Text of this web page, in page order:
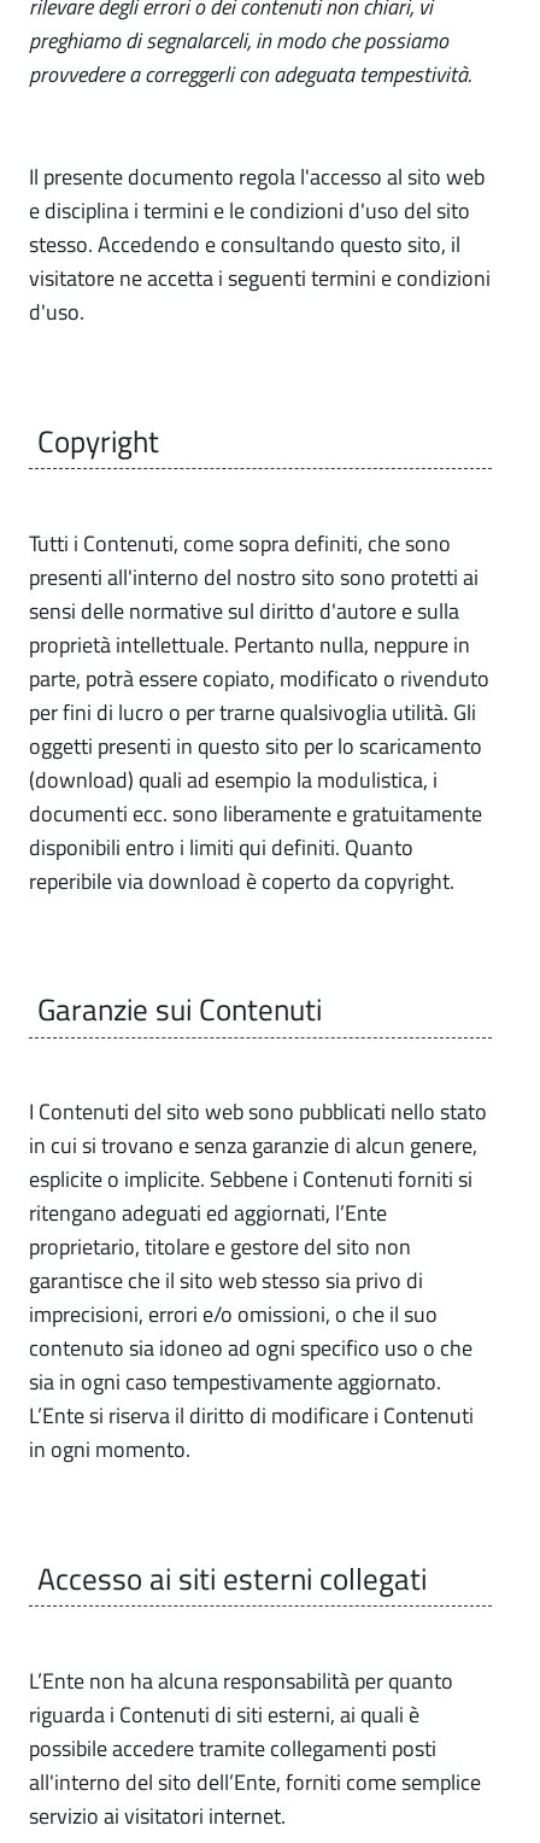
rilevare degli errori o dei contenuti non chiari, vi
preghiamo di segnalarceli, in modo che possiamo
provvedere a correggerli con adeguata tempestività.
Il presente documento regola l'accesso al sito web
e disciplina i termini e le condizioni d'uso del sito
stesso. Accedendo e consultando questo sito, il
visitatore ne accetta i seguenti termini e condizioni
d'uso.
Copyright
Tutti i Contenuti, come sopra definiti, che sono
presenti all'interno del nostro sito sono protetti ai
sensi delle normative sul diritto d'autore e sulla
proprietà intellettuale. Pertanto nulla, neppure in
parte, potrà essere copiato, modificato o rivenduto
per fini di lucro o per trarne qualsivoglia utilità. Gli
oggetti presenti in questo sito per lo scaricamento
(download) quali ad esempio la modulistica, i
documenti ecc. sono liberamente e gratuitamente
disponibili entro i limiti qui definiti. Quanto
reperibile via download è coperto da copyright.
Garanzie sui Contenuti
I Contenuti del sito web sono pubblicati nello stato
in cui si trovano e senza garanzie di alcun genere,
esplicite o implicite. Sebbene i Contenuti forniti si
ritengano adeguati ed aggiornati, l’Ente
proprietario, titolare e gestore del sito non
garantisce che il sito web stesso sia privo di
imprecisioni, errori e/o omissioni, o che il suo
contenuto sia idoneo ad ogni specifico uso o che
sia in ogni caso tempestivamente aggiornato.
L’Ente si riserva il diritto di modificare i Contenuti
in ogni momento.
Accesso ai siti esterni collegati
L’Ente non ha alcuna responsabilità per quanto
riguarda i Contenuti di siti esterni, ai quali è
possibile accedere tramite collegamenti posti
all'interno del sito dell’Ente, forniti come semplice
servizio ai visitatori internet.